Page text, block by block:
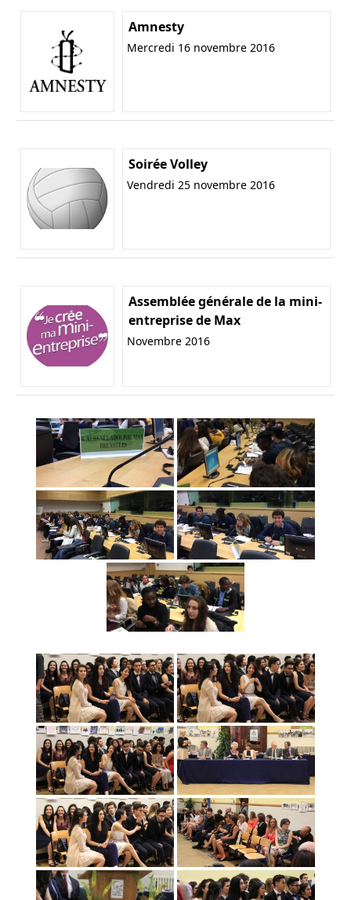
Amnesty
Mercredi 16 novembre 2016
Soirée Volley
Vendredi 25 novembre 2016
Assemblée générale de la mini-
entreprise de Max
Novembre 2016